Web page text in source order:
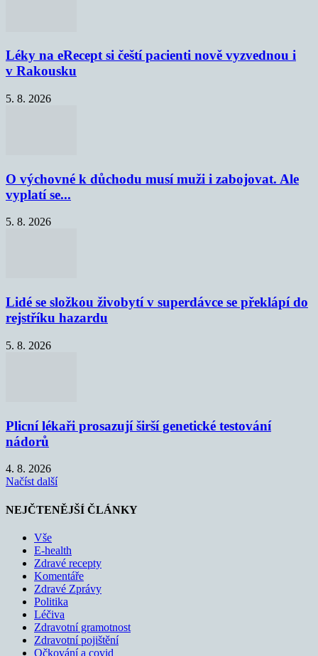
Léky na eRecept si čeští pacienti nově vyzvednou i
v Rakousku
5. 8. 2026
O výchovné k důchodu musí muži i zabojovat. Ale
vyplatí se...
5. 8. 2026
Lidé se složkou živobytí v superdávce se překlápí do
rejstříku hazardu
5. 8. 2026
Plicní lékaři prosazují širší genetické testování
nádorů
4. 8. 2026
Načíst další
NEJČTENĚJŠÍ ČLÁNKY
Vše
E-health
Zdravé recepty
Komentáře
Zdravé Zprávy
Politika
Léčiva
Zdravotní gramotnost
Zdravotní pojištění
Očkování a covid